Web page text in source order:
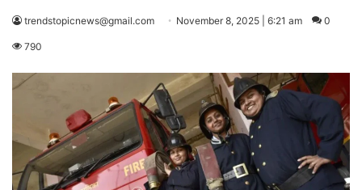
trendstopicnews@gmail.com November 8, 2025 | 6:21 am 0
790